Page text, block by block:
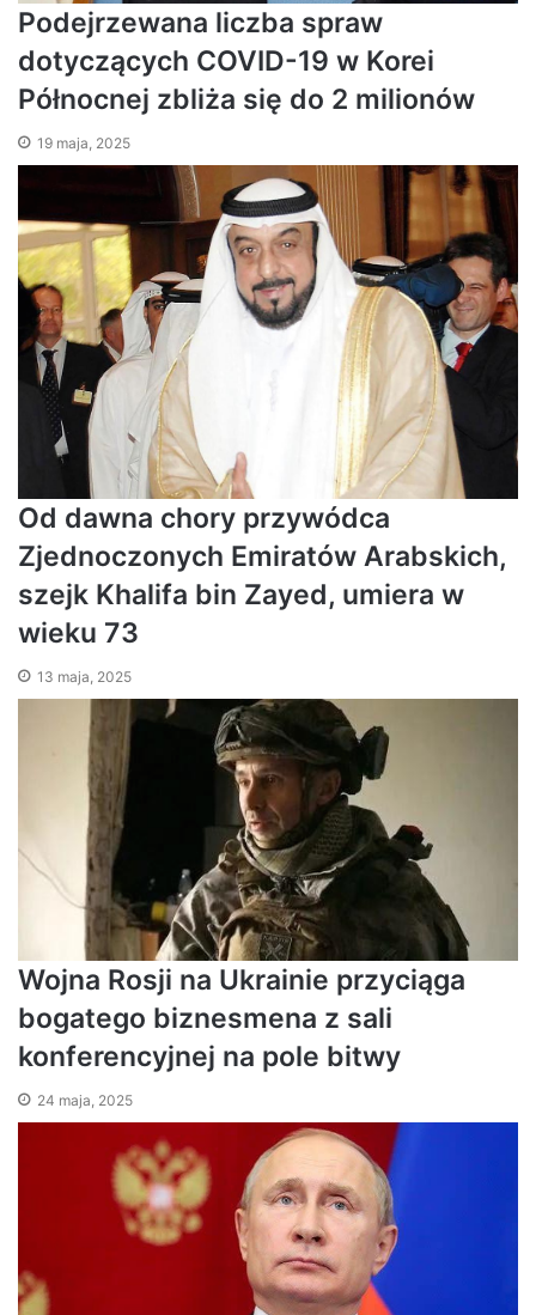
Podejrzewana liczba spraw
dotyczących COVID-19 w Korei
Północnej zbliża się do 2 milionów
19 maja, 2025
Od dawna chory przywódca
Zjednoczonych Emiratów Arabskich,
szejk Khalifa bin Zayed, umiera w
wieku 73
13 maja, 2025
Wojna Rosji na Ukrainie przyciąga
bogatego biznesmena z sali
konferencyjnej na pole bitwy
24 maja, 2025